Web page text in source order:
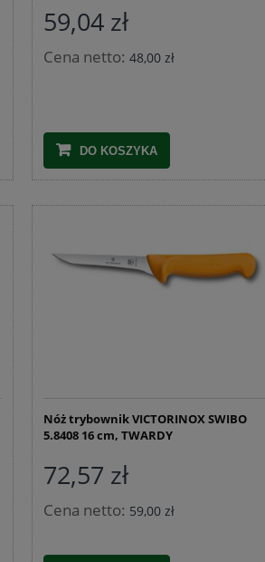
Siatka ozdobna do małych szynek
1,93 zł
DO KOSZYKA
59,04 zł
Cena netto: 48,00 zł
DO KOSZYKA
Nóż trybownik VICTORINOX SWIBO
5.8408 16 cm, TWARDY
72,57 zł
Cena netto: 59,00 zł